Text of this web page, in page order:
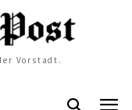
Vorstadt.